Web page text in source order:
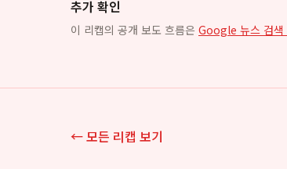
추가 확인
이 리캡의 공개 보도 흐름은 Google 뉴스 검색
← 모든 리캡 보기